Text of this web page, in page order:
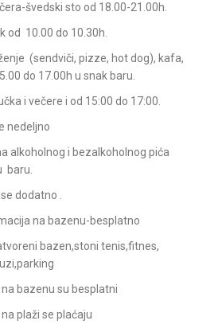
švedski sto od 18.00-21.00h.
od 10.00 do 10.30h.
(sendviči, pizze, hot dog), kafa,
do 17.00h u snak baru.
i večere i od 15:00 do 17:00.
nedeljno
alkoholnog i bezalkoholnog pića
baru.
dodatno .
na bazenu-besplatno
bazen,stoni tenis,fitnes,
bazenu su besplatni
plaži se plaćaju